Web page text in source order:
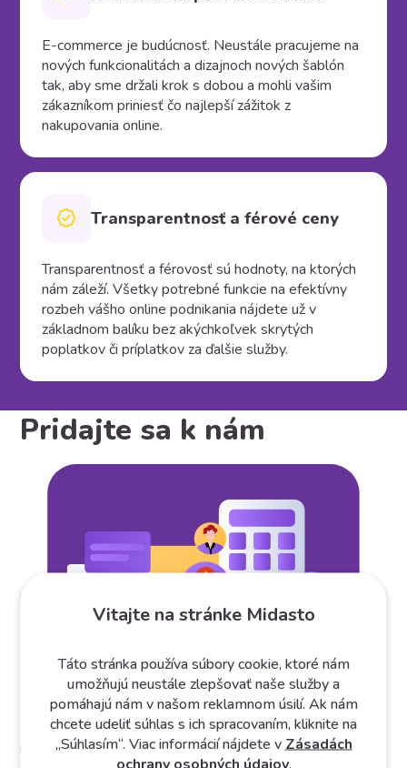
E-commerce je budúcnosť. Neustále pracujeme na
nových funkcionalitách a dizajnoch nových šablón
tak, aby sme držali krok s dobou a mohli vašim
zákazníkom priniesť čo najlepší zážitok z
nakupovania online.
Transparentnosť a férové ceny
Transparentnosť a férovosť sú hodnoty, na ktorých
nám záleží. Všetky potrebné funkcie na efektívny
rozbeh vášho online podnikania nájdete už v
základnom balíku bez akýchkoľvek skrytých
poplatkov či príplatkov za ďalšie služby.
Hľadáme šikovných programátorov, testerov, dizajnérov či
marketingových špecialistov. Pridajte sa k nám a staňte sa
Pridajte sa k nám
Vitajte na stránke Midasto
Táto stránka používa súbory cookie, ktoré nám
umožňujú neustále zlepšovať naše služby a
pomáhajú nám v našom reklamnom úsilí. Ak nám
chcete udeliť súhlas s ich spracovaním, kliknite na
„Súhlasím“. Viac informácií nájdete vZásadách
ochrany osobných údajov.